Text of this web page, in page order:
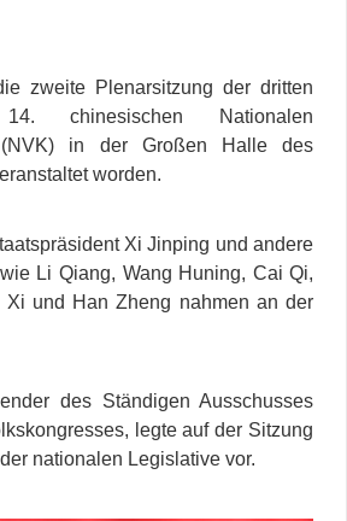
zweite Plenarsitzung der dritten
chinesischen Nationalen
(NVK) in der Großen Halle des
worden.
Xi Jinping und andere
Li Qiang, Wang Huning, Cai Qi,
Xi und Han Zheng nahmen an der
des Ständigen Ausschusses
legte auf der Sitzung
nationalen Legislative vor.